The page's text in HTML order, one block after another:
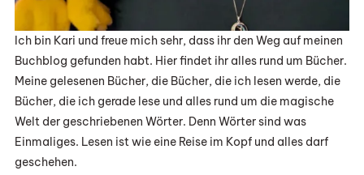
Ich bin Kari und freue mich sehr, dass ihr den Weg auf meinen
Buchblog gefunden habt. Hier findet ihr alles rund um Bücher.
Meine gelesenen Bücher, die Bücher, die ich lesen werde, die
Bücher, die ich gerade lese und alles rund um die magische
Welt der geschriebenen Wörter. Denn Wörter sind was
Einmaliges. Lesen ist wie eine Reise im Kopf und alles darf
geschehen.